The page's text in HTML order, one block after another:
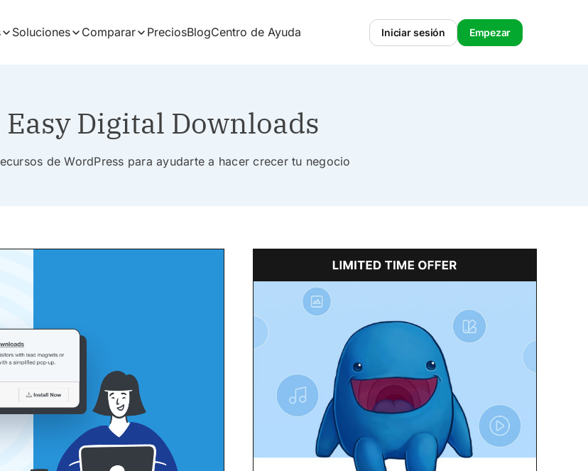
Soluciones Comparar PreciosBlogCentro de Ayuda Iniciar sesión Empezar
Easy Digital Downloads
de WordPress para ayudarte a hacer crecer tu negocio